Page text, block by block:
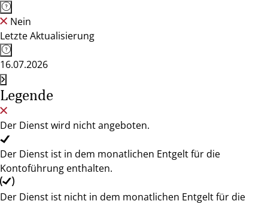
Nein
Letzte Aktualisierung
16.07.2026
Legende
Der Dienst wird nicht angeboten.
Der Dienst ist in dem monatlichen Entgelt für die
Kontoführung enthalten.
Der Dienst ist nicht in dem monatlichen Entgelt für die